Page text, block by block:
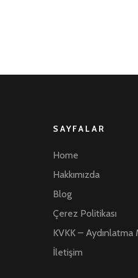
SAYFALAR
Home
Hakkımızda
Blog
Çerez Politikası
KVKK – Aydınlatma
İletişim